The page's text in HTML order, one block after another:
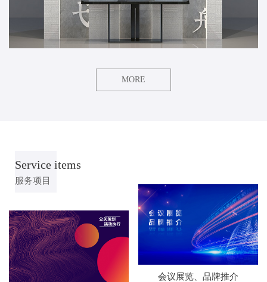
MORE
Service items
服务项目
会议展览、品牌推介